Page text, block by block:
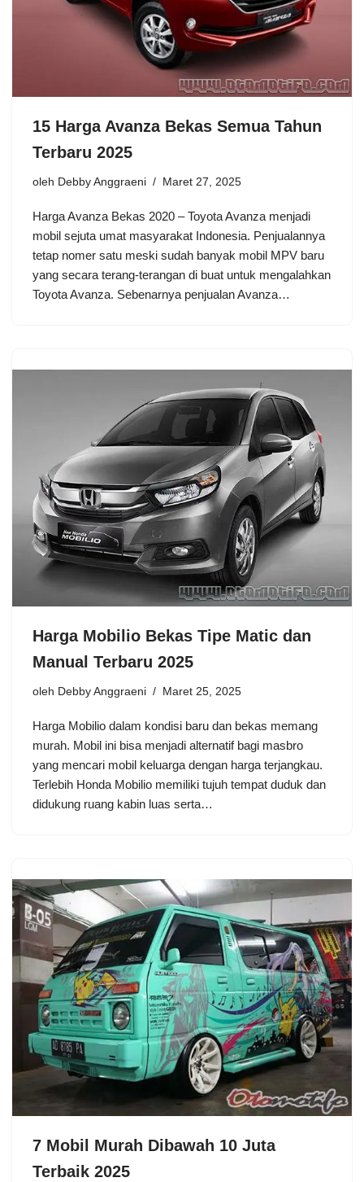
15 Harga Avanza Bekas Semua Tahun
Terbaru 2025
oleh Debby Anggraeni Maret 27, 2025
Harga Avanza Bekas 2020 – Toyota Avanza menjadi
mobil sejuta umat masyarakat Indonesia. Penjualannya
tetap nomer satu meski sudah banyak mobil MPV baru
yang secara terang-terangan di buat untuk mengalahkan
Toyota Avanza. Sebenarnya penjualan Avanza…
Harga Mobilio Bekas Tipe Matic dan
Manual Terbaru 2025
oleh Debby Anggraeni Maret 25, 2025
Harga Mobilio dalam kondisi baru dan bekas memang
murah. Mobil ini bisa menjadi alternatif bagi masbro
yang mencari mobil keluarga dengan harga terjangkau.
Terlebih Honda Mobilio memiliki tujuh tempat duduk dan
didukung ruang kabin luas serta…
7 Mobil Murah Dibawah 10 Juta
Terbaik 2025